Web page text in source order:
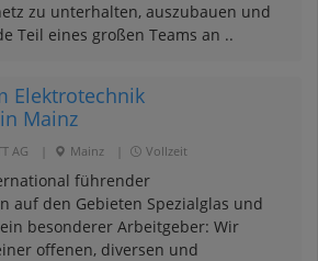
zu unterhalten, auszubauen und
Teil eines großen Teams an ..
Elektrotechnik
Mainz
AG Mainz Vollzeit
führender
auf den Gebieten Spezialglas und
besonderer Arbeitgeber: Wir
offenen, diversen und